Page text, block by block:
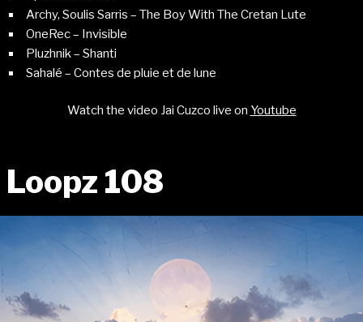
Archy, Soulis Sarris – The Boy With The Cretan Lute
OneRec – Invisible
Pluzhnik – Shanti
Sahalé – Contes de pluie et de lune
Watch the video Jai Cuzco live on Youtube
Loopz 108